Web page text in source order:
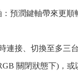
預潤鍵軸帶來更
接、切換至多三
關閉狀態下)，或